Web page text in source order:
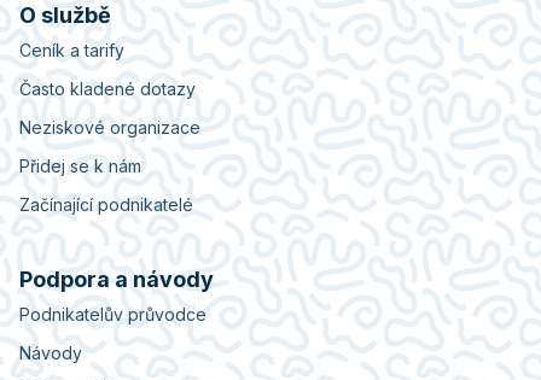
O službě
Ceník a tarify
Často kladené dotazy
Neziskové organizace
Přidej se k nám
Začínající podnikatelé
Podpora a návody
Podnikatelův průvodce
Návody